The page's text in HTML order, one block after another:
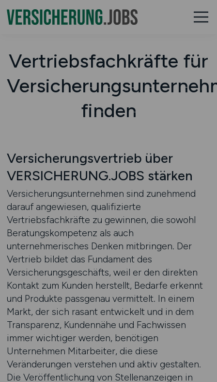
Vertriebsfachkräfte für
finden
Versicherungsvertrieb über
VERSICHERUNG.JOBS stärken
Versicherungsunternehmen sind zunehmend
darauf angewiesen, qualifizierte
Vertriebsfachkräfte zu gewinnen, die sowohl
Beratungskompetenz als auch
unternehmerisches Denken mitbringen. Der
Vertrieb bildet das Fundament des
Versicherungsgeschäfts, weil er den direkten
Kontakt zum Kunden herstellt, Bedarfe erkennt
und Produkte passgenau vermittelt. In einem
Markt, der sich rasant entwickelt und in dem
Transparenz, Kundennähe und Fachwissen
immer wichtiger werden, benötigen
Unternehmen Mitarbeiter, die diese
Veränderungen verstehen und aktiv gestalten.
Die Veröffentlichung von Stellenanzeigen in